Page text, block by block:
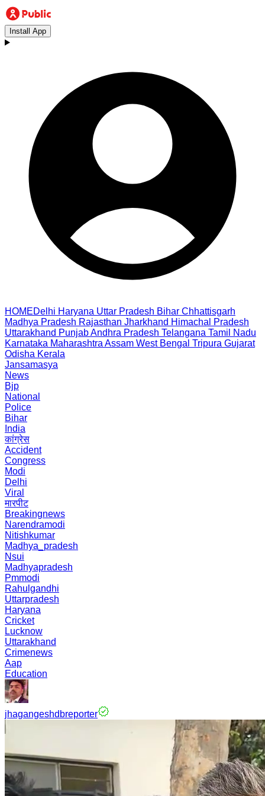
Install App
HOMEDelhi Haryana Uttar Pradesh Bihar Chhattisgarh
Madhya Pradesh Rajasthan Jharkhand Himachal Pradesh
Uttarakhand PunjabAndhra Pradesh Telangana Tamil Nadu
Karnataka Maharashtra Assam West Bengal Tripura Gujarat
Odisha Kerala
Jansamasya
News
Bjp
National
Police
Bihar
India
कांग्रेस
Accident
Congress
Modi
Delhi
Viral
मारपीट
Breakingnews
Narendramodi
Nitishkumar
Madhya_pradesh
Nsui
Madhyapradesh
Pmmodi
Rahulgandhi
Uttarpradesh
Haryana
Cricket
Lucknow
Uttarakhand
Crimenews
Aap
Education
jhagangeshdbreporter